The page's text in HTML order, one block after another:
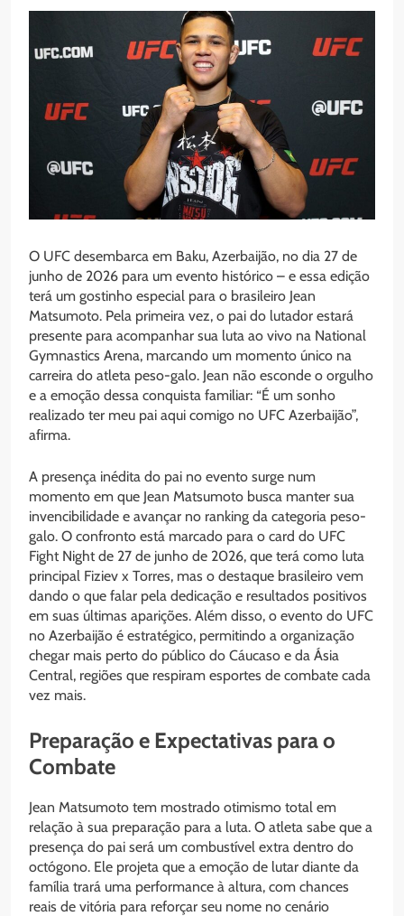
O UFC desembarca em Baku, Azerbaijão, no dia 27 de
junho de 2026 para um evento histórico – e essa edição
terá um gostinho especial para o brasileiro Jean
Matsumoto. Pela primeira vez, o pai do lutador estará
presente para acompanhar sua luta ao vivo na National
Gymnastics Arena, marcando um momento único na
carreira do atleta peso-galo. Jean não esconde o orgulho
e a emoção dessa conquista familiar: “É um sonho
realizado ter meu pai aqui comigo no UFC Azerbaijão”,
afirma.
A presença inédita do pai no evento surge num
momento em que Jean Matsumoto busca manter sua
invencibilidade e avançar no ranking da categoria peso-
galo. O confronto está marcado para o card do UFC
Fight Night de 27 de junho de 2026, que terá como luta
principal Fiziev x Torres, mas o destaque brasileiro vem
dando o que falar pela dedicação e resultados positivos
em suas últimas aparições. Além disso, o evento do UFC
no Azerbaijão é estratégico, permitindo a organização
chegar mais perto do público do Cáucaso e da Ásia
Central, regiões que respiram esportes de combate cada
vez mais.
Preparação e Expectativas para o
Combate
Jean Matsumoto tem mostrado otimismo total em
relação à sua preparação para a luta. O atleta sabe que a
presença do pai será um combustível extra dentro do
octógono. Ele projeta que a emoção de lutar diante da
família trará uma performance à altura, com chances
reais de vitória para reforçar seu nome no cenário